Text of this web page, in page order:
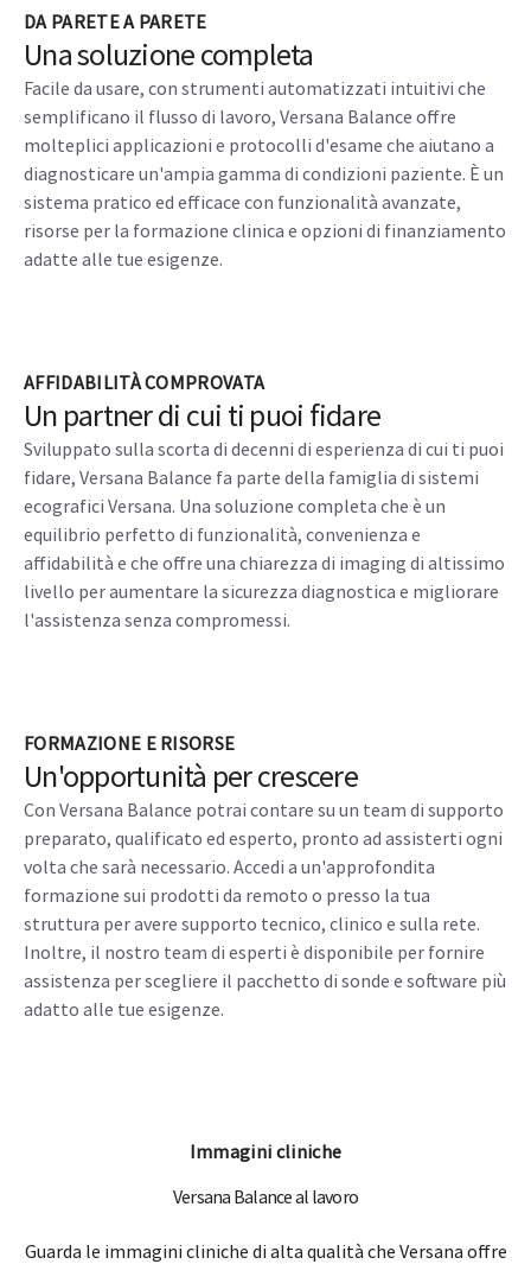
DA PARETE A PARETE
Una soluzione completa
Facile da usare, con strumenti automatizzati intuitivi che
semplificano il flusso di lavoro, Versana Balance offre
molteplici applicazioni e protocolli d'esame che aiutano a
diagnosticare un'ampia gamma di condizioni paziente. È un
sistema pratico ed efficace con funzionalità avanzate,
risorse per la formazione clinica e opzioni di finanziamento
adatte alle tue esigenze.
AFFIDABILITÀ COMPROVATA
Un partner di cui ti puoi fidare
Sviluppato sulla scorta di decenni di esperienza di cui ti puoi
fidare, Versana Balance fa parte della famiglia di sistemi
ecografici Versana. Una soluzione completa che è un
equilibrio perfetto di funzionalità, convenienza e
affidabilità e che offre una chiarezza di imaging di altissimo
livello per aumentare la sicurezza diagnostica e migliorare
l'assistenza senza compromessi.
FORMAZIONE E RISORSE
Un'opportunità per crescere
Con Versana Balance potrai contare su un team di supporto
preparato, qualificato ed esperto, pronto ad assisterti ogni
volta che sarà necessario. Accedi a un'approfondita
formazione sui prodotti da remoto o presso la tua
struttura per avere supporto tecnico, clinico e sulla rete.
Inoltre, il nostro team di esperti è disponibile per fornire
assistenza per scegliere il pacchetto di sonde e software più
adatto alle tue esigenze.
Immagini cliniche
Versana Balance al lavoro
Guarda le immagini cliniche di alta qualità che Versana offre